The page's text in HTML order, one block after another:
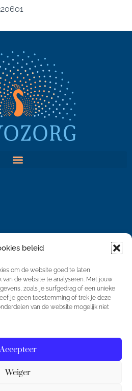
beleid
om de website goed te laten
de website te analyseren. Met jouw
zoals je surfgedrag of een unieke
je geen toestemming of trek je deze
van de website mogelijk niet
Weiger
onze Socials!